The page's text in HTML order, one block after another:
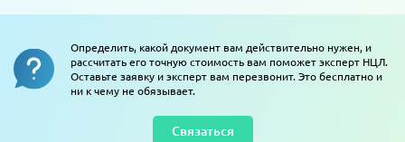
Определить, какой документ вам действительно нужен, и
рассчитать его точную стоимость вам поможет эксперт НЦЛ.
Оставьте заявку и эксперт вам перезвонит. Это бесплатно и
ни к чему не обязывает.
Связаться